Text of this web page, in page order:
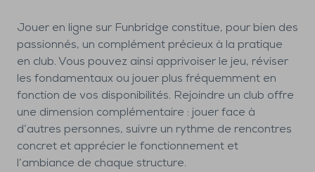
Jouer en ligne sur Funbridge constitue, pour bien des
passionnés, un complément précieux à la pratique
en club. Vous pouvez ainsi apprivoiser le jeu, réviser
les fondamentaux ou jouer plus fréquemment en
fonction de vos disponibilités. Rejoindre un club offre
une dimension complémentaire : jouer face à
d’autres personnes, suivre un rythme de rencontres
concret et apprécier le fonctionnement et
l’ambiance de chaque structure.